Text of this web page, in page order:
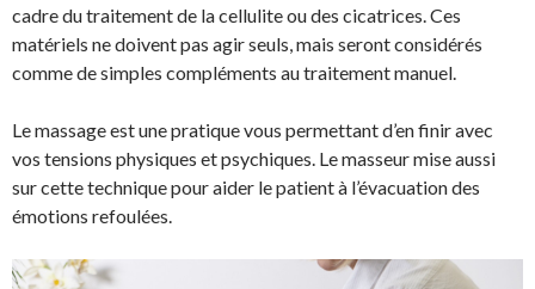
cadre du traitement de la cellulite ou des cicatrices. Ces
matériels ne doivent pas agir seuls, mais seront considérés
comme de simples compléments au traitement manuel.
Le massage est une pratique vous permettant d’en finir avec
vos tensions physiques et psychiques. Le masseur mise aussi
sur cette technique pour aider le patient à l’évacuation des
émotions refoulées.